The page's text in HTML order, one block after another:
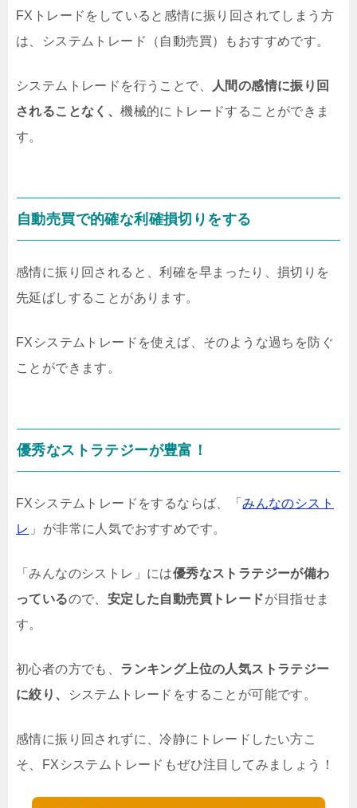
FXトレードをしていると感情に振り回されてしまう方
は、システムトレード（自動売買）もおすすめです。
システムトレードを行うことで、
人間の感情に振り回
されることなく、機械的にトレードすることができま
す。
自動売買で的確な利確損切りをする
感情に振り回されると、利確を早まったり、損切りを
先延ばしすることがあります。
FXシステムトレードを使えば、そのような過ちを防ぐ
ことができます。
優秀なストラテジーが豊富！
FXシステムトレードをするならば、「みんなのシスト
レ 」が非常に人気でおすすめです。
「みんなのシストレ」には優秀なストラテジーが備わ
っているので、 安定した自動売買トレードが目指せま
す。
初心者の方でも、 ランキング上位の人気ストラテジー
に絞り、
システムトレードをすることが可能です。
感情に振り回されずに、冷静にトレードしたい方こ
そ、FXシステムトレードもぜひ注目してみましょう！